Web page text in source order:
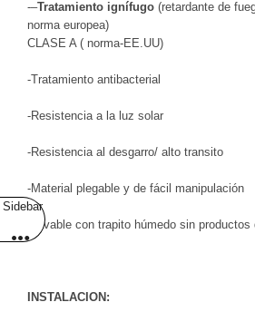
-–Tratamiento ignífugo (retardante de
norma europea)
CLASE A ( norma-EE.UU)
-Tratamiento antibacterial
-Resistencia a la luz solar
-Resistencia al desgarro/ alto transito
-Material plegable y de fácil manipulación
-Lavable con trapito húmedo sin
INSTALACION:
Sidebar